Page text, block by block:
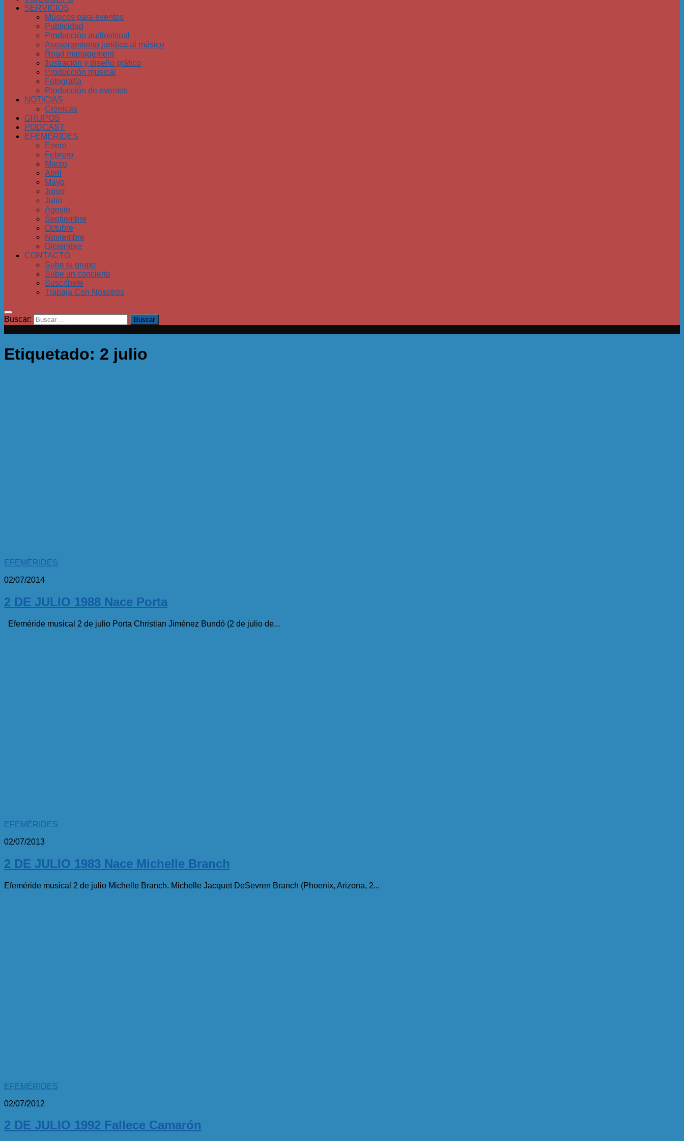
SERVICIOS
Músicos para eventos
Publicidad
Producción audiovisual
Asesoramiento jurídico al músico
Road management
Ilustración y diseño gráfico
Producción musical
Fotografía
Producción de eventos
NOTICIAS
Crónicas
GRUPOS
PODCAST
EFEMÉRIDES
Enero
Febrero
Marzo
Abril
Mayo
Junio
Julio
Agosto
Septiembre
Octubre
Noviembre
Diciembre
CONTACTO
Sube tu grupo
Sube un concierto
Suscríbete
Trabaja Con Nosotros
Buscar:
Etiquetado: 2 julio
EFEMÉRIDES
02/07/2014
2 DE JULIO 1988 Nace Porta
Efeméride musical 2 de julio Porta Christian Jiménez Bundó (2 de julio de...
EFEMÉRIDES
02/07/2013
2 DE JULIO 1983 Nace Michelle Branch
Efeméride musical 2 de julio Michelle Branch. Michelle Jacquet DeSevren Branch (Phoenix, Arizona, 2...
EFEMÉRIDES
02/07/2012
2 DE JULIO 1992 Fallece Camarón